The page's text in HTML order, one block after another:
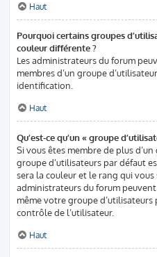
Haut
Pourquoi certains groupes
couleur différente ?
Les administrateurs du forum
membres d’un groupe
identification.
Haut
Qu’est-ce qu’un « groupe
Si vous êtes membre de plus
groupe d’utilisateurs par défaut
sera la couleur et le rang qui vous
administrateurs du forum
même votre groupe
contrôle de l’utilisateur.
Haut